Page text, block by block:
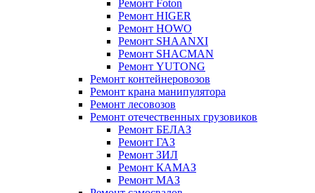
Ремонт Foton
Ремонт HIGER
Ремонт HOWO
Ремонт SHAANXI
Ремонт SHACMAN
Ремонт YUTONG
Ремонт контейнеровозов
Ремонт крана манипулятора
Ремонт лесовозов
Ремонт отечественных грузовиков
Ремонт БЕЛАЗ
Ремонт ГАЗ
Ремонт ЗИЛ
Ремонт КАМАЗ
Ремонт МАЗ